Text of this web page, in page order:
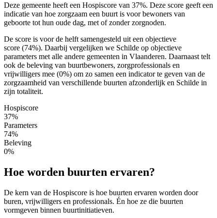
Deze gemeente heeft een Hospiscore van 37%. Deze score geeft een
indicatie van hoe zorgzaam een buurt is voor bewoners van
geboorte tot hun oude dag, met of zonder zorgnoden.
De score is voor de helft samengesteld uit een objectieve
score (74%). Daarbij vergelijken we Schilde op objectieve
parameters met alle andere gemeenten in Vlaanderen. Daarnaast telt
ook de beleving van buurtbewoners, zorgprofessionals en
vrijwilligers mee (0%) om zo samen een indicator te geven van de
zorgzaamheid van verschillende buurten afzonderlijk en Schilde in
zijn totaliteit.
Hospiscore
37%
Parameters
74%
Beleving
0%
Hoe worden buurten ervaren?
De kern van de Hospiscore is hoe buurten ervaren worden door
buren, vrijwilligers en professionals. Én hoe ze die buurten
vormgeven binnen buurtinitiatieven.